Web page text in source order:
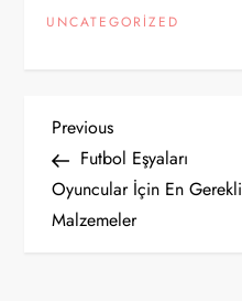
UNCATEGORIZED
Y
a
z
Previous
Post
Previous
Futbol Eşyaları
Oyuncular İçin En Gerekli
Malzemeler